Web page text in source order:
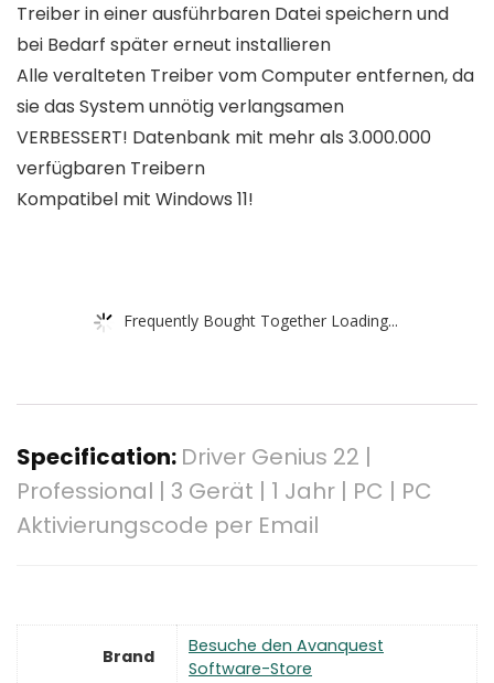
Treiber in einer ausführbaren Datei speichern und
bei Bedarf später erneut installieren
Alle veralteten Treiber vom Computer entfernen, da
sie das System unnötig verlangsamen
VERBESSERT! Datenbank mit mehr als 3.000.000
verfügbaren Treibern
Kompatibel mit Windows 11!
Frequently Bought Together Loading...
Specification: Driver Genius 22 |
Professional | 3 Gerät | 1 Jahr | PC | PC
Aktivierungscode per Email
Brand
Besuche den Avanquest
Software-Store